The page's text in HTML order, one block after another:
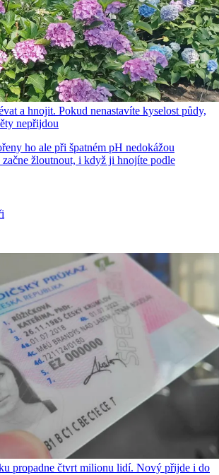
a hnojit. Pokud nenastavíte kyselost půdy,
nepřijdou
ho ale při špatném pH nedokážou
žloutnout, i když ji hnojíte podle
propadne čtvrt milionu lidí. Nový přijde i do